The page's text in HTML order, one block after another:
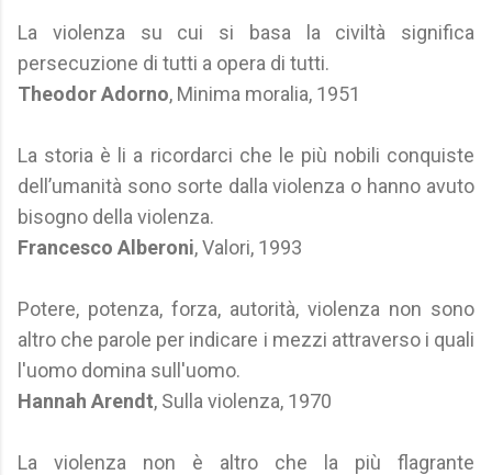
La violenza su cui si basa la civiltà significa
persecuzione di tutti a opera di tutti.
Theodor Adorno, Minima moralia, 1951
La storia è li a ricordarci che le più nobili conquiste
dell’umanità sono sorte dalla violenza o hanno avuto
bisogno della violenza.
Francesco Alberoni, Valori, 1993
Potere, potenza, forza, autorità, violenza non sono
altro che parole per indicare i mezzi attraverso i quali
l'uomo domina sull'uomo.
Hannah Arendt, Sulla violenza, 1970
La violenza non è altro che la più flagrante